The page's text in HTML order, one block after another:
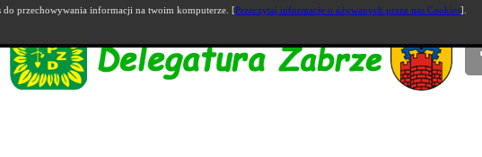
do przechowywania informacji na twoim komputerze. [Przeczytaj informacje o używanych przez nas Cookies].